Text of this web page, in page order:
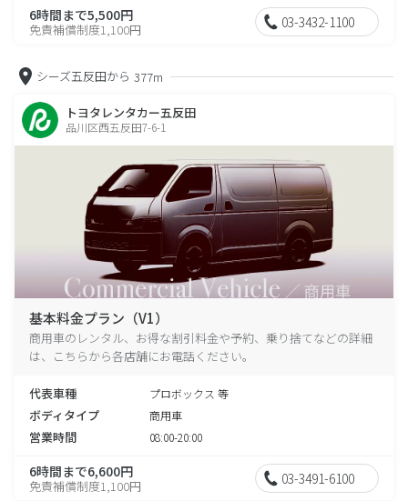
6時間まで5,500円
免責補償制度1,100円 03-3432-1100
シーズ五反田から 377m
トヨタレンタカー五反田
品川区西五反田7-6-1
基本料金プラン（V1）
商用車のレンタル、お得な割引料金や予約、乗り捨てなどの詳細
は、こちらから各店舗にお電話ください。
代表車種 プロボックス 等
ボディタイプ 商用車
営業時間 08:00-20:00
6時間まで6,600円
免責補償制度1,100円 03-3491-6100